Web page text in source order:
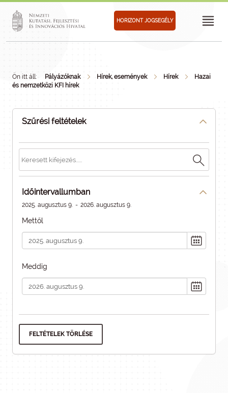
HORIZONT JOGSEGÉLY
Ön itt áll: Pályázóknak Hírek, események Hírek
Hazai
és nemzetközi KFI hírek
Szűrési feltételek
Időintervallumban
2025. augusztus 9. - 2026. augusztus 9.
Mettől
Meddig
FELTÉTELEK TÖRLÉSE